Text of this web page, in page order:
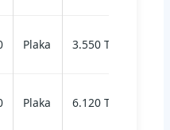
Plaka 3.550 TL
Plaka 6.120 TL